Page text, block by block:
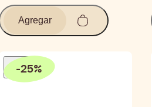
Agregar
-25%